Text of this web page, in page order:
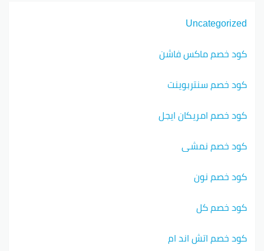
Uncategorized
كود خصم ماكس فاشن
كود خصم سنتربوينت
كود خصم امريكان ايجل
كود خصم نمشي
كود خصم نون
كود خصم كل
كود خصم اتش اند ام